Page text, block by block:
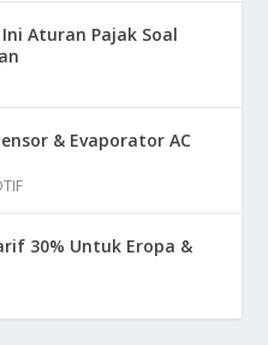
Aturan Pajak Soal
& Evaporator AC
30% Untuk Eropa &